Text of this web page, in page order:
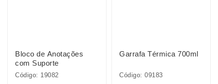
Bloco de Anotações
com Suporte
Código: 19082
Garrafa Térmica 700ml
Código: 09183